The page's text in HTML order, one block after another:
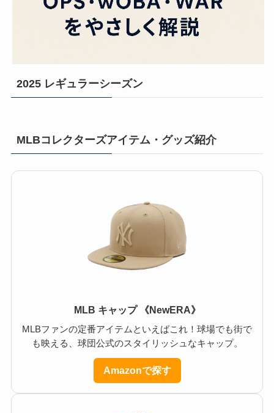
2025 レギュラーシーズン
MLBコレクターズアイテム・グッズ紹介
MLB キャップ 《NewERA》
MLBファンの定番アイテムといえばこれ！球場でも街で
も映える、球団公式のスタイリッシュなキャップ。
Amazonで探す